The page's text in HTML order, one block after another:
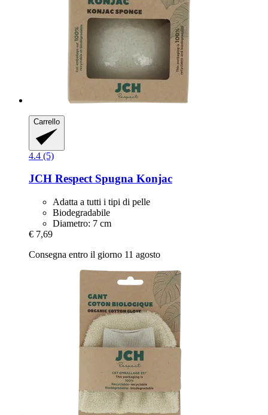
Carrello
4.4 (5)
JCH RespectSpugna Konjac
Adatta a tutti i tipi di pelle
Biodegradabile
Diametro: 7 cm
€ 7,69
Consegna entro il giorno 11 agosto